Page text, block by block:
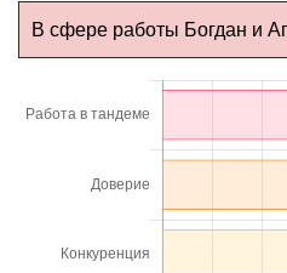
В сфере работы Богдан и